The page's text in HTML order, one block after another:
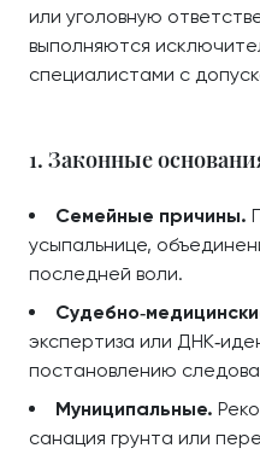
или уголовную
выполняются
специалистами с
1. Законные
Семейные причины.
усыпальнице,
последней воли.
экспертиза или
постановлению
Муниципальные.
санация грунта или